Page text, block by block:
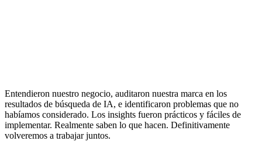
Entendieron nuestro negocio, auditaron nuestra marca en los
resultados de búsqueda de IA, e identificaron problemas que no
habíamos considerado. Los insights fueron prácticos y fáciles de
implementar. Realmente saben lo que hacen. Definitivamente
volveremos a trabajar juntos.